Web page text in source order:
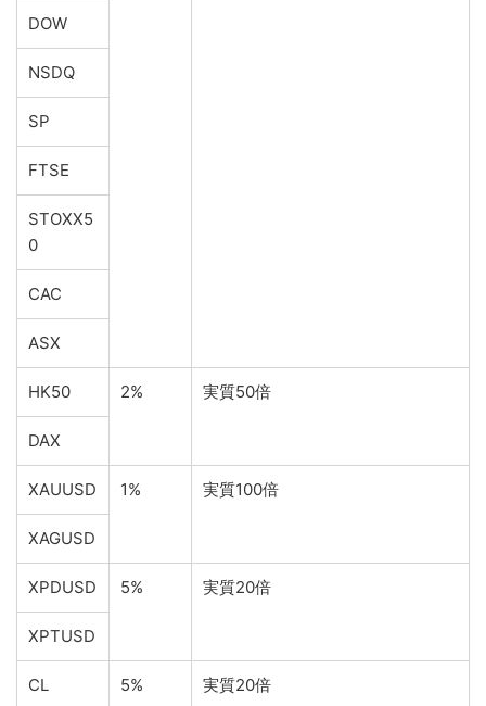
DOW
NSDQ
SP
FTSE
STOXX5
0
CAC
ASX
HK50 2% 実質50倍
DAX
XAUUSD 1% 実質100倍
XAGUSD
XPDUSD 5% 実質20倍
XPTUSD
CL 5% 実質20倍